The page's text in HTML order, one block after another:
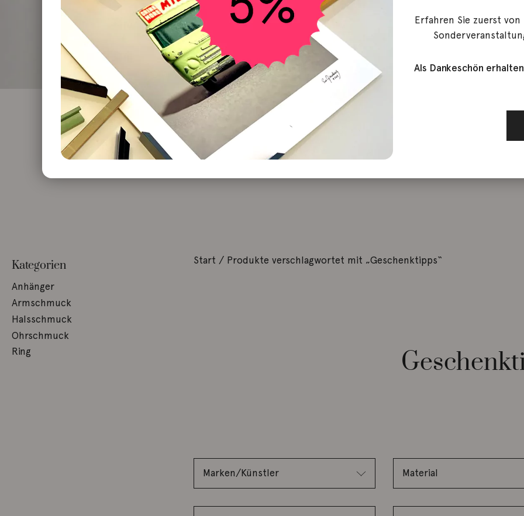
Start / Produkte verschlagwortet mit „Geschenktipps“
Kategorien
Anhänger
Armschmuck
Halsschmuck
Ohrschmuck
Ring
Erfahren Sie zuerst
Als Dankeschön